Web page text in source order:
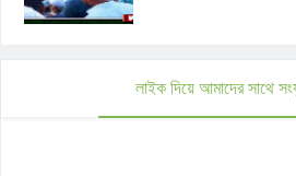
লাইক দিয়ে আমাদের সাথে